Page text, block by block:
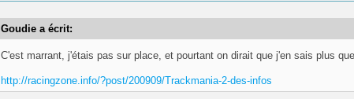
Goudie a écrit:
C'est marrant, j'étais pas sur place, et pourtant on dirait que j'en sais plus
http://racingzone.info/?post/200909/Trackmania-2-des-infos